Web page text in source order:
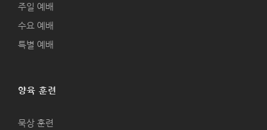
주일 예배
수요 예배
특별 예배
양육 훈련
묵상 훈련